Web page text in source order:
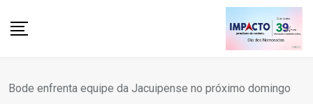
Bode enfrenta equipe da Jacuipense no próximo domingo